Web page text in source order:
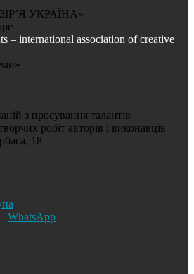
УКРАЇНА»
– international association of creative
з просування талантів
робіт авторів і виконавців
18
| WhatsApp